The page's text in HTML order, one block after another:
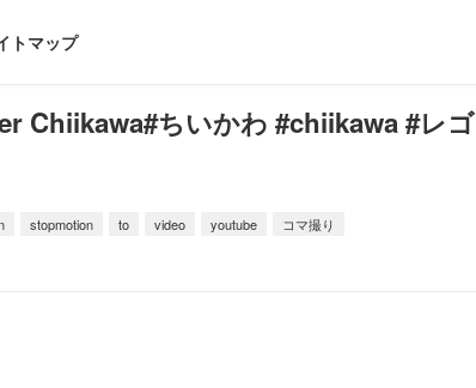
トマップ
Chiikawa#ちいかわ #chiikawa #レゴ
stopmotion to video youtube
コマ撮り